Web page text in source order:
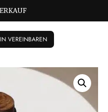
T/M 72
VEREINBAREN